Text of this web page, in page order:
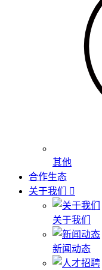
其他
合作生态
关于我们
关于我们
新闻动态